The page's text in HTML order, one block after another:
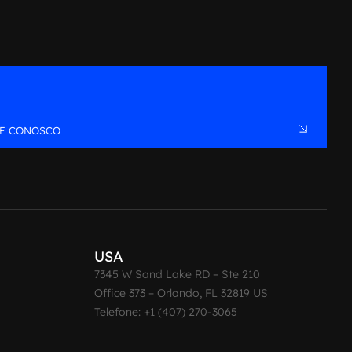
CONOSCO
USA
7345 W Sand Lake RD – Ste 210
Office 373 – Orlando, FL 32819 US
Telefone: +1 (407) 270-3065